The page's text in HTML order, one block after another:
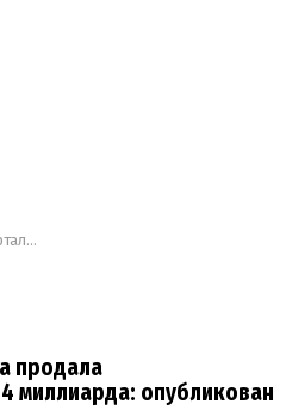
отчет
продала
миллиарда: опубликован